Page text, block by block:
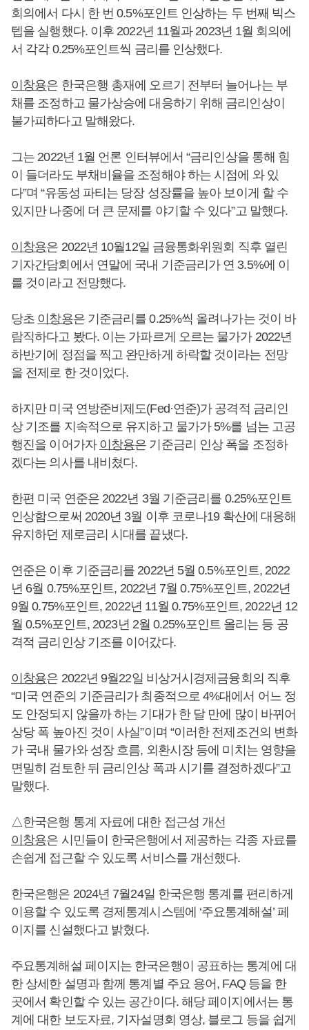
회의에서 다시 한 번 0.5%포인트 인상하는 두 번째 빅스
텝을 실행했다. 이후 2022년 11월과 2023년 1월 회의에
서 각각 0.25%포인트씩 금리를 인상했다.
이창용은 한국은행 총재에 오르기 전부터 늘어나는 부
채를 조정하고 물가상승에 대응하기 위해 금리인상이
불가피하다고 말해왔다.
그는 2022년 1월 언론 인터뷰에서 “금리인상을 통해 힘
이 들더라도 부채비율을 조정해야 하는 시점에 와 있
다”며 “유동성 파티는 당장 성장률을 높아 보이게 할 수
있지만 나중에 더 큰 문제를 야기할 수 있다”고 말했다.
이창용은 2022년 10월12일 금융통화위원회 직후 열린
기자간담회에서 연말에 국내 기준금리가 연 3.5%에 이
를 것이라고 전망했다.
당초 이창용은 기준금리를 0.25%씩 올려나가는 것이 바
람직하다고 봤다. 이는 가파르게 오르는 물가가 2022년
하반기에 정점을 찍고 완만하게 하락할 것이라는 전망
을 전제로 한 것이었다.
하지만 미국 연방준비제도(Fed·연준)가 공격적 금리인
상 기조를 지속적으로 유지하고 물가가 5%를 넘는 고공
행진을 이어가자 이창용은 기준금리 인상 폭을 조정하
겠다는 의사를 내비쳤다.
한편 미국 연준은 2022년 3월 기준금리를 0.25%포인트
인상함으로써 2020년 3월 이후 코로나19 확산에 대응해
유지하던 제로금리 시대를 끝냈다.
연준은 이후 기준금리를 2022년 5월 0.5%포인트, 2022
년 6월 0.75%포인트, 2022년 7월 0.75%포인트, 2022년
9월 0.75%포인트, 2022년 11월 0.75%포인트, 2022년 12
월 0.5%포인트, 2023년 2월 0.25%포인트 올리는 등 공
격적 금리인상 기조를 이어갔다.
이창용은 2022년 9월22일 비상거시경제금융회의 직후
“미국 연준의 기준금리가 최종적으로 4%대에서 어느 정
도 안정되지 않을까 하는 기대가 한 달 만에 많이 바뀌어
상당 폭 높아진 것이 사실”이며 “이러한 전제조건의 변화
가 국내 물가와 성장 흐름, 외환시장 등에 미치는 영향을
면밀히 검토한 뒤 금리인상 폭과 시기를 결정하겠다”고
말했다.
△한국은행 통계 자료에 대한 접근성 개선
이창용은 시민들이 한국은행에서 제공하는 각종 자료를
손쉽게 접근할 수 있도록 서비스를 개선했다.
한국은행은 2024년 7월24일 한국은행 통계를 편리하게
이용할 수 있도록 경제통계시스템에 ‘주요통계해설’ 페
이지를 신설했다고 밝혔다.
주요통계해설 페이지는 한국은행이 공표하는 통계에 대
한 상세한 설명과 함께 통계별 주요 용어, FAQ 등을 한
곳에서 확인할 수 있는 공간이다. 해당 페이지에서는 통
계에 대한 보도자료, 기자설명회 영상, 블로그 등을 쉽게